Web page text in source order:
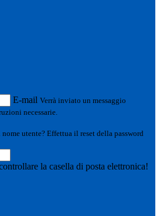
E-mail Verrà inviato un messaggio
necessarie.
utente? Effettua il reset della password
la casella di posta elettronica!